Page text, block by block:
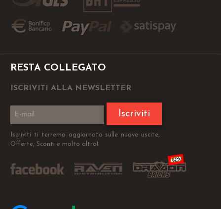
RESTA COLLEGATO
ISCRIVITI ALLA NEWSLETTER
Iscriviti
Iscriviti ti terremo aggiornato sulle nuove uscite,
Offerte, Sconti e molto altro!